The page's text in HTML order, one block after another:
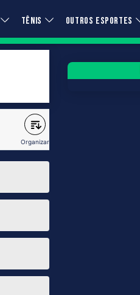
TÊNIS OUTROS ESPORTES
Organizar